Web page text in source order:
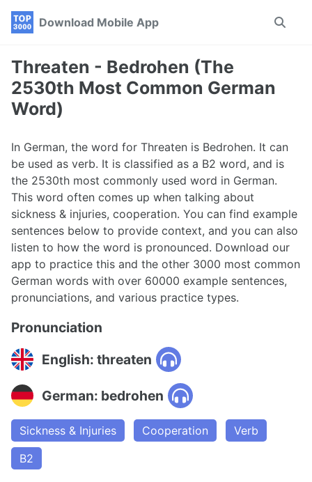
Skip
navigation
Skip
Skip
Download Mobile App
Toggle
Threaten - Bedrohen (The
2530th Most Common German
Word)
In German, the word for Threaten is Bedrohen. It can
be used as verb. It is classified as a B2 word, and is
the 2530th most commonly used word in German.
This word often comes up when talking about
sickness & injuries, cooperation. You can find example
sentences below to provide context, and you can also
listen to how the word is pronounced. Download our
app to practice this and the other 3000 most common
German words with over 60000 example sentences,
pronunciations, and various practice types.
Pronunciation
English: threaten
German: bedrohen
Sickness & Injuries Cooperation
Verb
B2